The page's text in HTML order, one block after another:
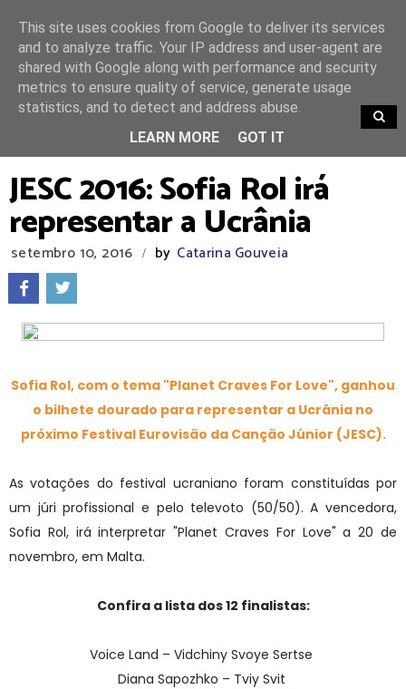
TRENDING
JESC 2016: Sofia Rol irá
representar a Ucrânia
setembro 10, 2016 / by Catarina Gouveia
Sofia Rol, com o tema "Planet Craves For Love", ganhou
o bilhete dourado para representar a Ucrânia no
próximo Festival Eurovisão da Canção Júnior (JESC).
As votações do festival ucraniano foram constituídas por
um júri profissional e pelo televoto (50/50). A vencedora,
Sofia Rol, irá interpretar "Planet Craves For Love" a 20 de
novembro, em Malta.
Confira a lista dos 12 finalistas:
Voice Land – Vidchiny Svoye Sertse
Diana Sapozhko – Tviy Svit
This site uses cookies from Google to deliver its services
and to analyze traffic. Your IP address and user-agent are
shared with Google along with performance and security
metrics to ensure quality of service, generate usage
statistics, and to detect and address abuse.
LEARN MORE
GOT IT